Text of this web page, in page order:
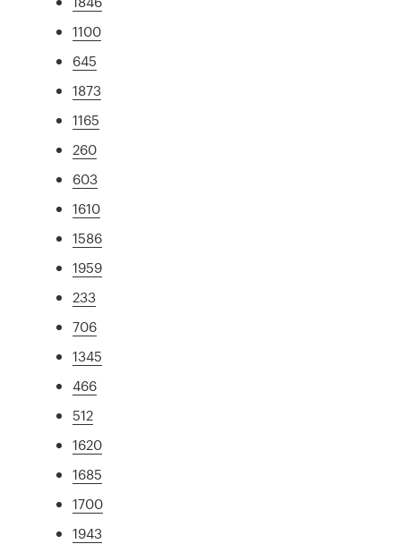
1100
645
1873
1165
260
603
1610
1586
1959
233
706
1345
466
512
1620
1685
1700
1943